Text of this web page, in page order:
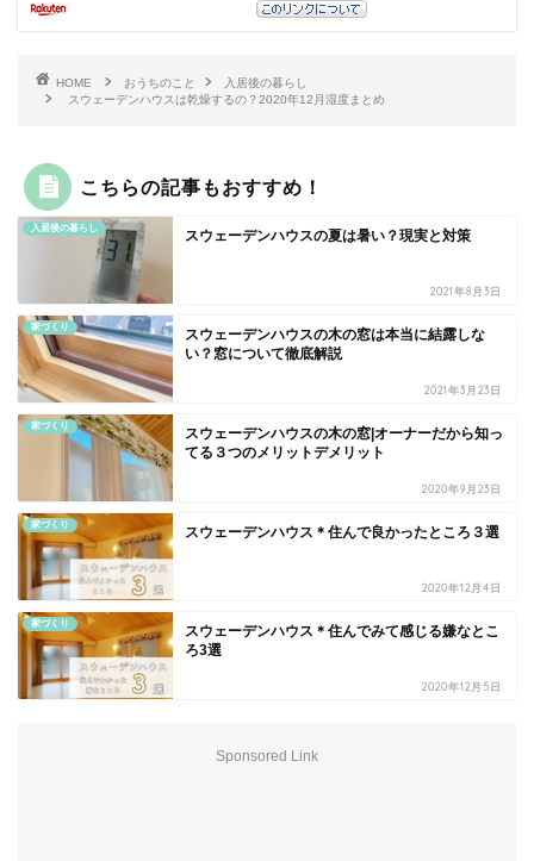
HOME おうちのこと
入居後の暮らし
スウェーデンハウスは乾燥するの？2020年12月湿度まとめ
こちらの記事もおすすめ！
入居後の暮らし スウェーデンハウスの夏は暑い？現実と対策
2021年8月3日
家づくり
スウェーデンハウスの木の窓は本当に結露しな
い？窓について徹底解説
2021年3月23日
家づくり
スウェーデンハウスの木の窓|オーナーだから知っ
てる３つのメリットデメリット
2020年9月23日
家づくり スウェーデンハウス＊住んで良かったところ３選
2020年12月4日
家づくり
スウェーデンハウス＊住んでみて感じる嫌なとこ
ろ3選
2020年12月5日
Sponsored Link